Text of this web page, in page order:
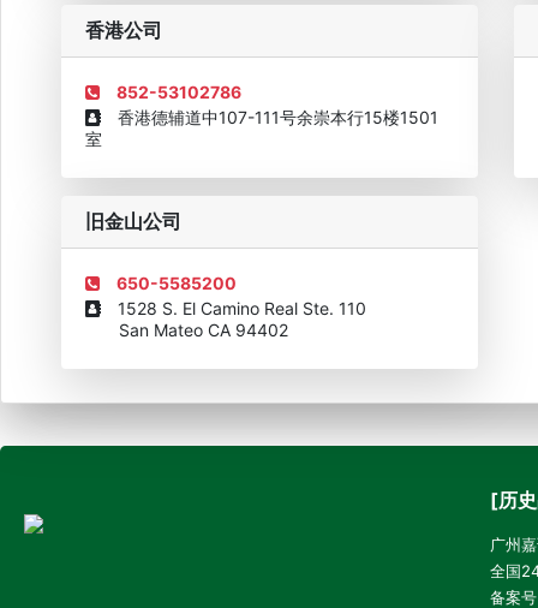
企业诚信AAAAA奖牌2015 欧美澳最具价值品牌移民机构
香港公司
852-53102786
香港德辅道中107-111号余崇本行15楼1501
室
旧金山公司
650-5585200
1528 S. El Camino Real Ste. 110
San Mateo CA 94402
[历
广州
全国
备案